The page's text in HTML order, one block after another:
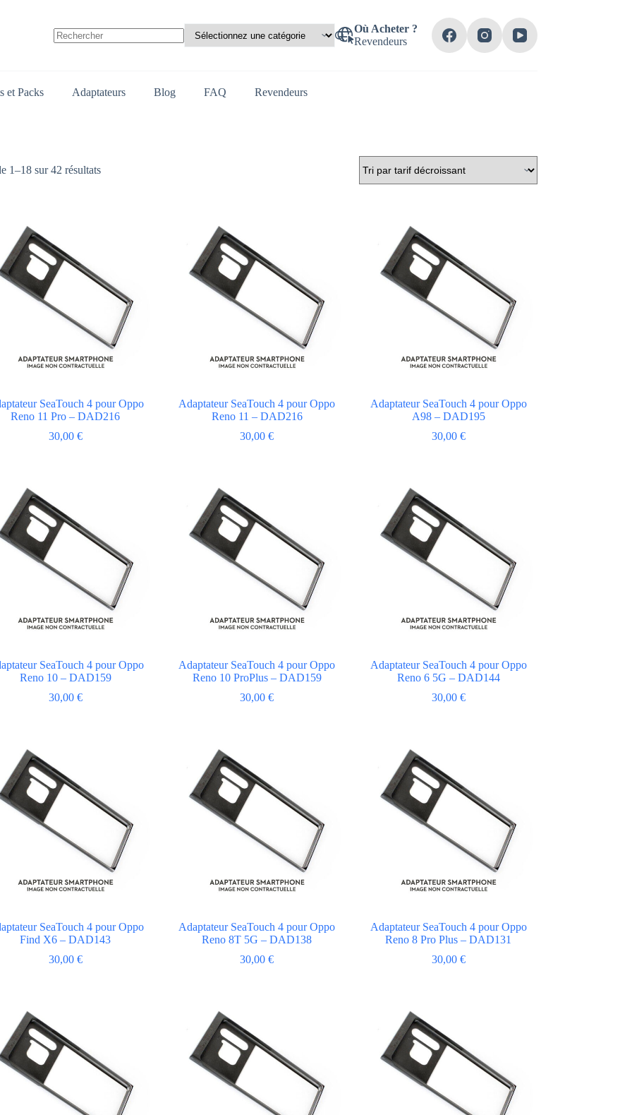
Où Acheter ?
Revendeurs
et Packs Adaptateurs Blog FAQ Revendeurs
1–18 sur 42 résultatsTrié
SeaTouch 4 pour Oppo
Reno 11 Pro – DAD216
30,00 €
Adaptateur SeaTouch 4 pour Oppo
Reno 11 – DAD216
30,00€
Adaptateur SeaTouch 4 pour Oppo
A98 – DAD195
30,00 €
SeaTouch 4 pour Oppo
Reno 10 – DAD159
30,00 €
Adaptateur SeaTouch 4 pour Oppo
Reno 10 ProPlus – DAD159
30,00€
Adaptateur SeaTouch 4 pour Oppo
Reno 6 5G – DAD144
30,00 €
SeaTouch 4 pour Oppo
Find X6 – DAD143
30,00 €
Adaptateur SeaTouch 4 pour Oppo
Reno 8T 5G – DAD138
30,00€
Adaptateur SeaTouch 4 pour Oppo
Reno 8 Pro Plus – DAD131
30,00 €